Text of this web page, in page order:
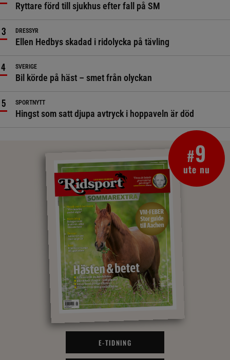
Ryttare förd till sjukhus efter fall på SM
DRESSYR
Ellen Hedbys skadad i ridolycka på tävling
SVERIGE
Bil körde på häst – smet från olyckan
SPORTNYTT
Hingst som satt djupa avtryck i hoppaveln är död
#9
ute nu
E-TIDNING